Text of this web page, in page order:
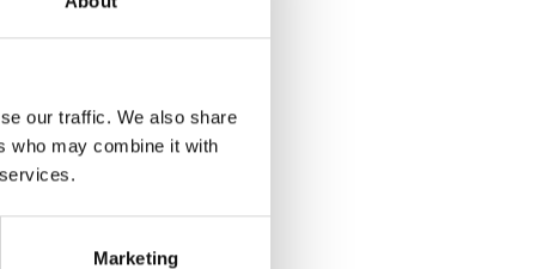
our traffic. We also share
who may combine it with
Marketing